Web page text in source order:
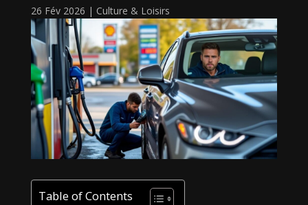
26 Fév 2026 | Culture & Loisirs
Table of Contents